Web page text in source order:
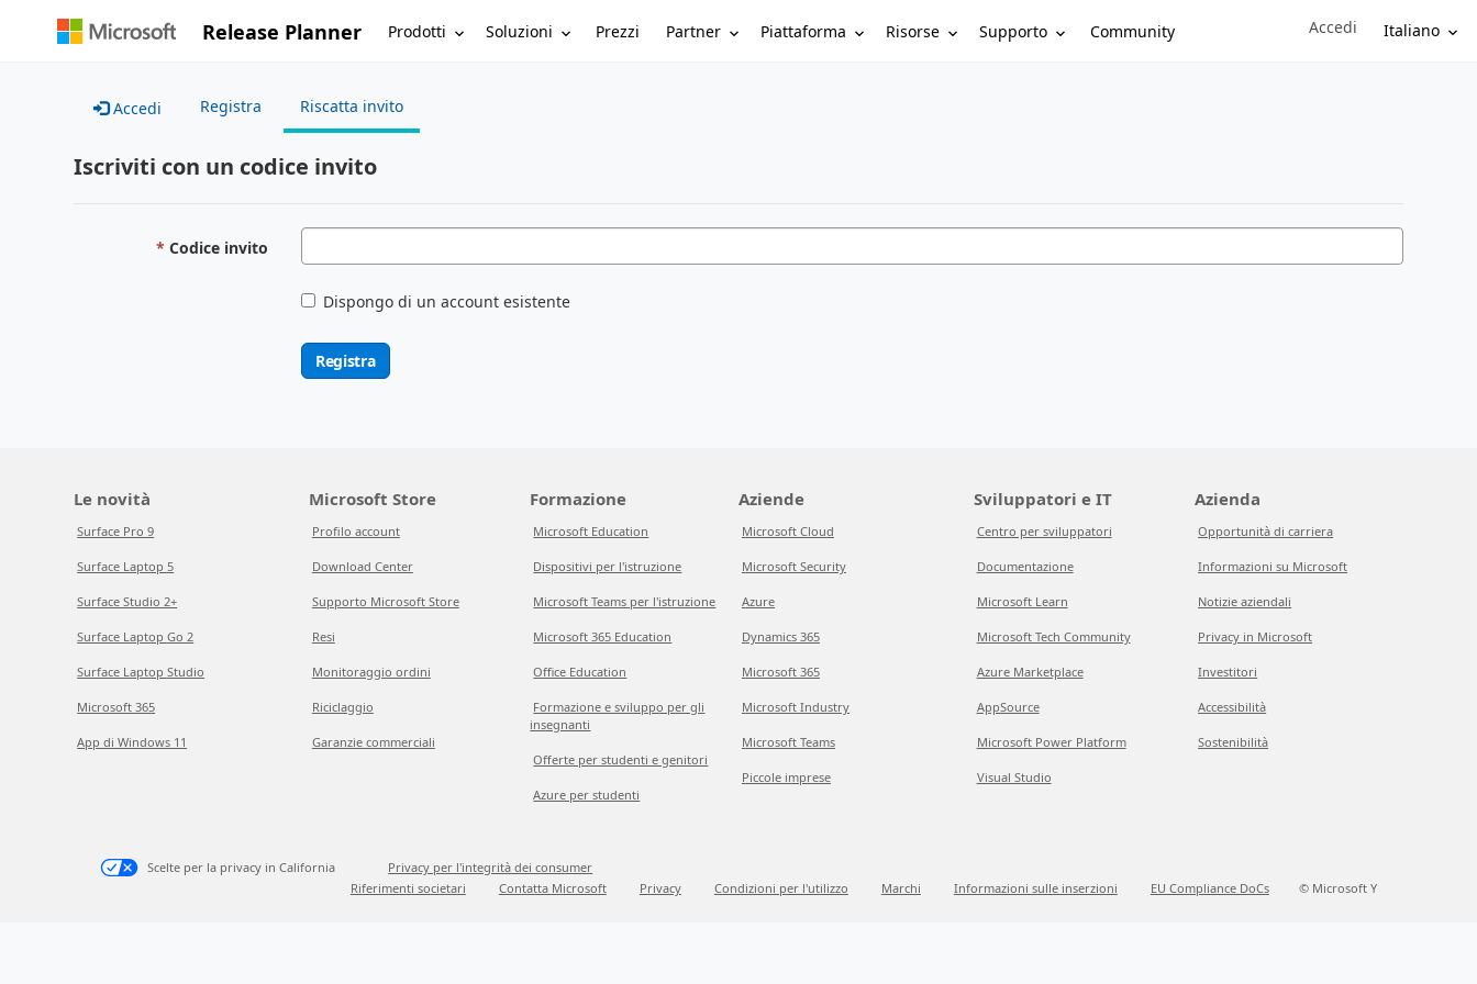
Release Planner Prodotti Soluzioni Prezzi Partner Piattaforma Risorse Supporto Community Sign in to your account
Accedi Italiano
Accedi Registra Riscatta invito
Iscriviti con un codice invito
Codice invito
Dispongo di un account esistente
Registra
Le novità
Surface Pro 9
Surface Laptop 5
Surface Studio 2+
Surface Laptop Go 2
Surface Laptop Studio
Microsoft 365
App di Windows 11
Microsoft Store
Profilo account
Download Center
Supporto Microsoft Store
Resi
Monitoraggio ordini
Riciclaggio
Garanzie commerciali
Formazione
Microsoft Education
Dispositivi per l'istruzione
Microsoft Teams per l'istruzione
Microsoft 365 Education
Office Education
Formazione e sviluppo per gli
insegnanti
Offerte per studenti e genitori
Azure per studenti
Aziende
Microsoft Cloud
Microsoft Security
Azure
Dynamics 365
Microsoft 365
Microsoft Industry
Microsoft Teams
Piccole imprese
Sviluppatori e IT
Centro per sviluppatori
Documentazione
Microsoft Learn
Microsoft Tech Community
Azure Marketplace
AppSource
Microsoft Power Platform
Visual Studio
Azienda
Opportunità di carriera
Informazioni su Microsoft
Notizie aziendali
Privacy in Microsoft
Investitori
Accessibilità
Sostenibilità
Scelte per la privacy in California
Privacy per l'integrità dei consumer
Riferimenti societari
Contatta Microsoft Privacy Condizioni per l'utilizzo Marchi Informazioni sulle inserzioni EU Compliance DoCs © Microsoft Y